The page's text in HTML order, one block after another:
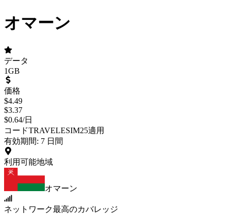
オマーン
データ
1GB
価格
$4.49
$3.37
$0.64/日
コードTRAVELESIM25適用
有効期間: 7 日間
利用可能地域
オマーン
ネットワーク最高のカバレッジ